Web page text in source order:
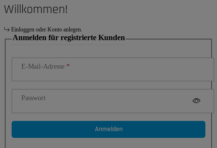
Willkommen!
Einloggen oder Konto anlegen.
Anmelden für registrierte Kunden
E-Mail-Adresse
Passwort
Anmelden